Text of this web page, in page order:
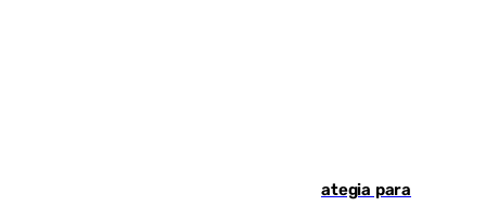
El Ayuntamiento desarrolla una estrategia para